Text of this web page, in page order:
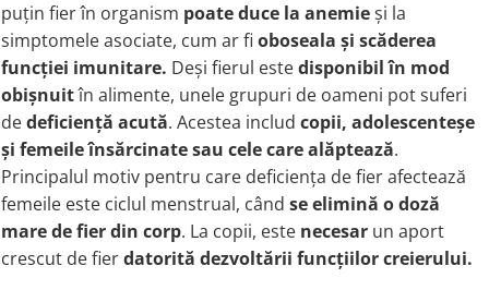
puțin fier în organism poate duce la anemieși la
simptomele asociate, cum ar fi oboseala și scăderea
funcției imunitare. Deși fierul estedisponibil în mod
obișnuitîn alimente, unele grupuri de oameni pot suferi
dedeficiență acută. Acestea includ copii, adolescenteșe
și femeile însărcinate sau cele care alăptează.
Principalul motiv pentru care deficiența de fier afectează
femeile este ciclul menstrual, când se elimină o doză
mare de fier din corp. La copii, este necesar un aport
crescut de fierdatorită dezvoltării funcțiilor creierului.